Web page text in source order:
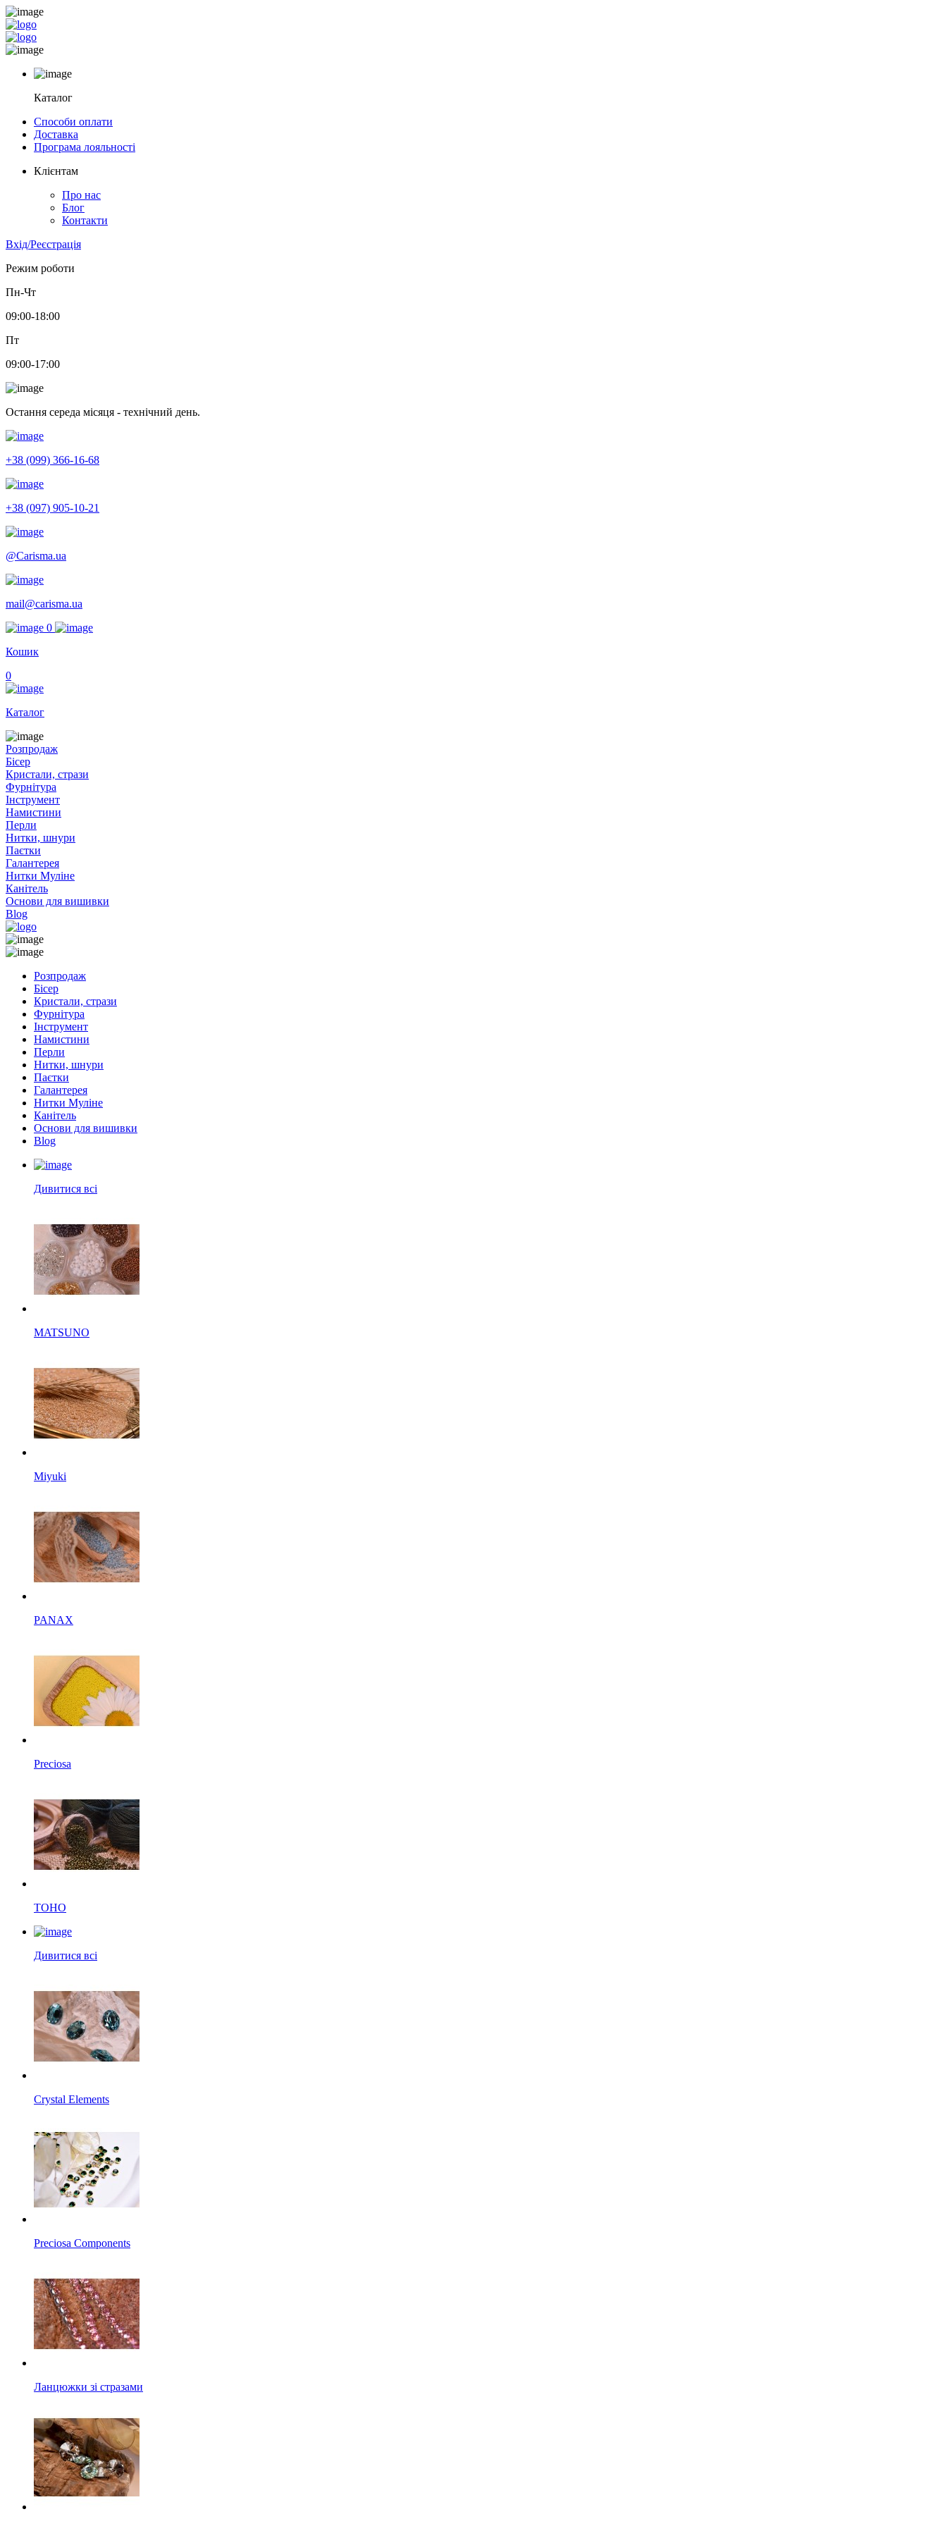
Каталог
Способи оплати
Доставка
Програма лояльності
Клієнтам
Про нас
Блог
Контакти
Вхід/Реєстрація
Режим роботи
Пн-Чт
09:00-18:00
Пт
09:00-17:00
Остання середа місяця - технічний день.
+38 (099) 366-16-68
+38 (097) 905-10-21
@Carisma.ua
mail@carisma.ua
0
Кошик
0
Каталог
Розпродаж
Бісер
Кристали, стрази
Фурнітура
Інструмент
Намистини
Перли
Нитки, шнури
Паєтки
Галантерея
Нитки Муліне
Канітель
Основи для вишивки
Blog
Розпродаж
Бісер
Кристали, стрази
Фурнітура
Інструмент
Намистини
Перли
Нитки, шнури
Паєтки
Галантерея
Нитки Муліне
Канітель
Основи для вишивки
Blog
Дивитися всі
MATSUNO
Miyuki
PANAX
Preciosa
TOHO
Дивитися всі
Crystal Elements
Preciosa Components
Ланцюжки зі стразами